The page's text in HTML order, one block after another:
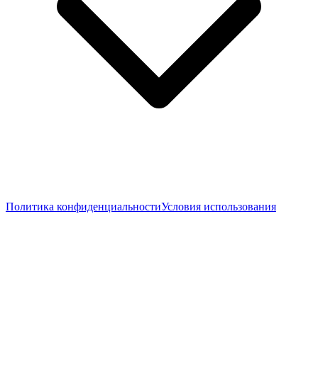
Политика конфиденциальностиУсловия использования